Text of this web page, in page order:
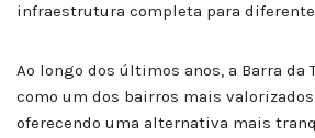
infraestrutura completa para
Ao longo dos últimos anos, a Barra da
como um dos bairros mais valorizados
oferecendo uma alternativa mais